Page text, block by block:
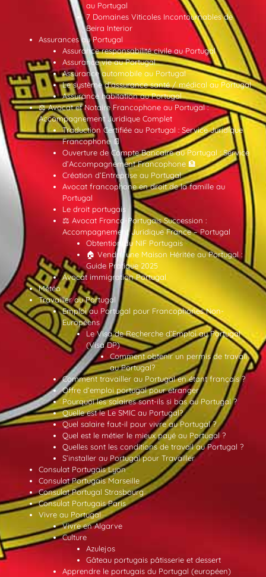
au Portugal
7 Domaines Viticoles Incontournables de
Beira Interior
Assurances au Portugal
Assurance responsabilité civile au Portugal
Assurance vie au Portugal
Assurance automobile au Portugal
Le système d’assurance santé / médical au Portugal
Assurance habitation au Portugal
⚖️ Avocat et Notaire Francophone au Portugal :
Accompagnement Juridique Complet
Traduction Certifiée au Portugal : Service Juridique
Francophone 📄
Ouverture de Compte Bancaire au Portugal : Service
d’Accompagnement Francophone 🏦
Création d’Entreprise au Portugal
Avocat francophone en droit de la famille au
Portugal
Le droit portugais
⚖️ Avocat Franco-Portugais Succession :
Accompagnement Juridique France – Portugal
Obtention du NIF Portugais
🏠 Vendre une Maison Héritée au Portugal :
Guide Pratique 2025
Avocat immigration Portugal
Météo
Travailler au Portugal
Emploi au Portugal pour Francophones Non-
Européens
Le Visa de Recherche d’Emploi au Portugal
(Visa DP)
Comment obtenir un permis de travail
au Portugal?
Comment travailler au Portugal en étant français ?
Offre d’emploi portugal pour etranger
Pourquoi les salaires sont-ils si bas au Portugal ?
Quelle est le Le SMIC au Portugal?
Quel salaire faut-il pour vivre au Portugal ?
Quel est le métier le mieux payé au Portugal ?
Quelles sont les conditions de travail au Portugal ?
S’installer au Portugal pour Travailler
Consulat Portugais Lyon
Consulat Portugais Marseille
Consulat Portugal Strasbourg
Consulat Portugais Paris
Vivre au Portugal
Vivre en Algarve
Culture
Azulejos
Gâteau portugais pâtisserie et dessert
Apprendre le portugais du Portugal (européen)